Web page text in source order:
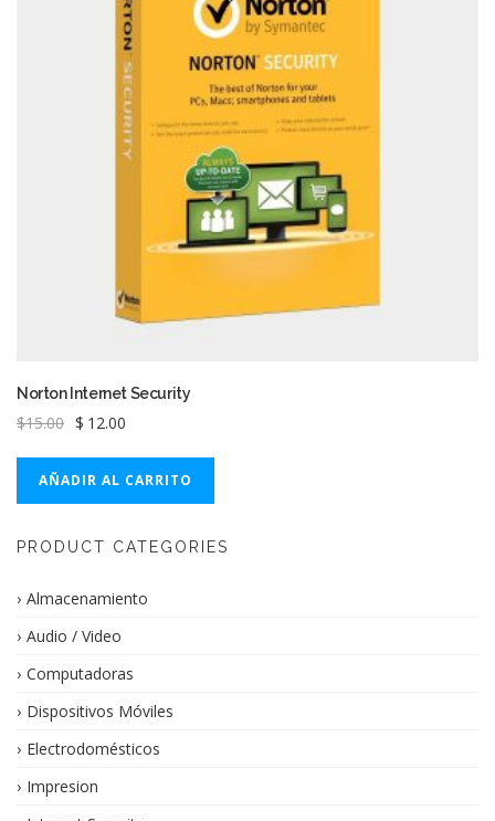
Norton Internet Security
$15.00 El
original
era:
$ 12.00
actual
es:
AÑADIR AL CARRITO
PRODUCT CATEGORIES
Almacenamiento
Audio / Video
Computadoras
Dispositivos Móviles
Electrodomésticos
Impresion